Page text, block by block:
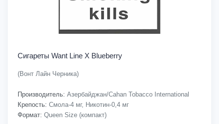
Сигареты Want Line X Blueberry
(Вонт Лайн Черника)
Производитель: Азербайджан/Cahan Tobacco International
Крепость: Смола-4 мг, Никотин-0,4 мг
Формат: Queen Size (компакт)